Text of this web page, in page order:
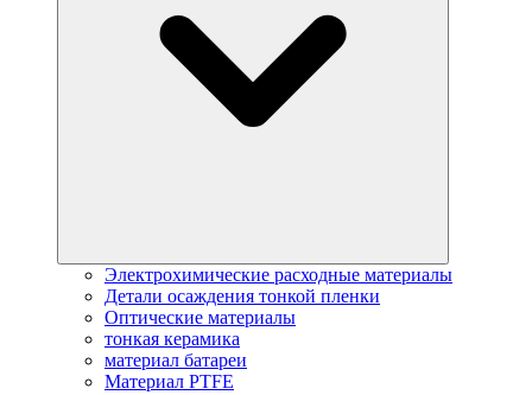
Электрохимические расходные материалы
Детали осаждения тонкой пленки
Оптические материалы
тонкая керамика
материал батареи
Материал PTFE